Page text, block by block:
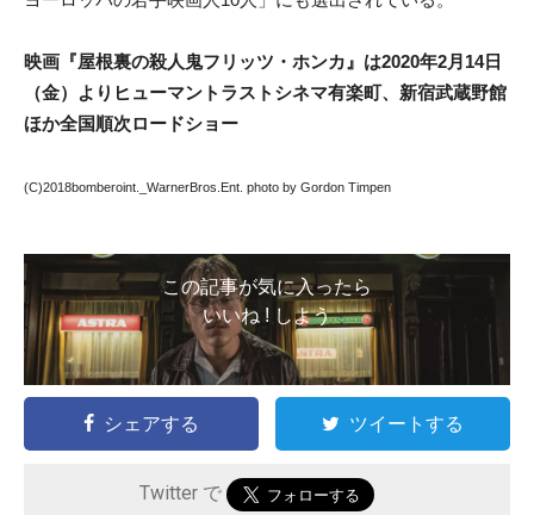
映画『屋根裏の殺人鬼フリッツ・ホンカ』は2020年2月14日
（金）よりヒューマントラストシネマ有楽町、新宿武蔵野館
ほか全国順次ロードショー
(C)2018bomberoint._WarnerBros.Ent. photo by Gordon Timpen
この記事が気に入ったら
いいね ! しよう
シェアする ツイートする
Twitter で